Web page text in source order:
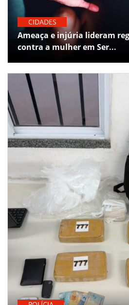
CIDADES
Ameaça e injúria lideram
contra a mulher em Ser...